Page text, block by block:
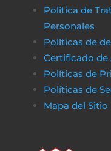
Política de
Personales
Políticas de
Certificado de
Políticas de
Políticas de
Mapa del Sitio